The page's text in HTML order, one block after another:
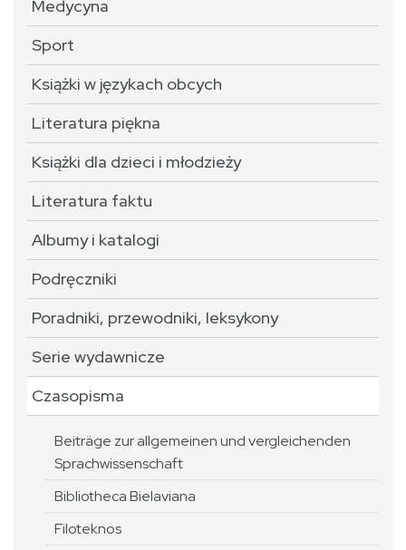
Medycyna
Sport
Książki w językach obcych
Literatura piękna
Książki dla dzieci i młodzieży
Literatura faktu
Albumy i katalogi
Podręczniki
Poradniki, przewodniki, leksykony
Serie wydawnicze
Czasopisma
Beiträge zur allgemeinen und vergleichenden
Sprachwissenschaft
Bibliotheca Bielaviana
Filoteknos